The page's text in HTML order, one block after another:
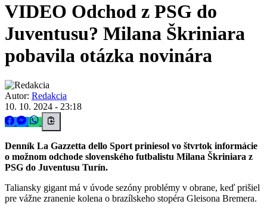
VIDEO Odchod z PSG do
Juventusu? Milana Škriniara
pobavila otázka novinára
Autor: Redakcia
10. 10. 2024 - 23:18
Denník La Gazzetta dello Sport priniesol vo štvrtok informácie
o možnom odchode slovenského futbalistu Milana Škriniara z
PSG do Juventusu Turín.
Taliansky gigant má v úvode sezóny problémy v obrane, keď prišiel
pre vážne zranenie kolena o brazílskeho stopéra Gleisona Bremera.